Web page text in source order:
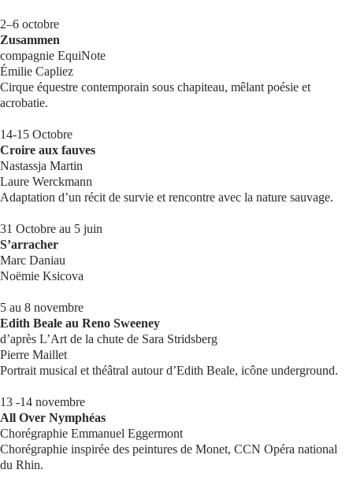
2–6 octobre
Zusammen
compagnie EquiNote
Émilie Capliez
Cirque équestre contemporain sous chapiteau, mêlant poésie et
acrobatie.
14-15 Octobre
Croire aux fauves
Nastassja Martin
Laure Werckmann
Adaptation d’un récit de survie et rencontre avec la nature sauvage.
31 Octobre au 5 juin
S’arracher
Marc Daniau
Noëmie Ksicova
5 au 8 novembre
Edith Beale au Reno Sweeney
d’après L’Art de la chute de Sara Stridsberg
Pierre Maillet
Portrait musical et théâtral autour d’Edith Beale, icône underground.
13 -14 novembre
All Over Nymphéas
Chorégraphie Emmanuel Eggermont
Chorégraphie inspirée des peintures de Monet, CCN Opéra national
du Rhin.